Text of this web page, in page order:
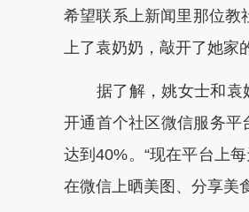
希望联系上新闻里那位教
上了袁奶奶，敲开了她家
据了解，姚女士和袁奶
开通首个社区微信服务平
达到40%。“现在平台上
在微信上晒美图、分享美